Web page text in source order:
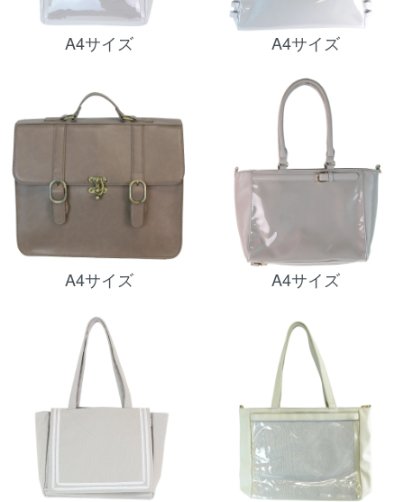
A4サイズ A4サイズ
A4サイズ A4サイズ